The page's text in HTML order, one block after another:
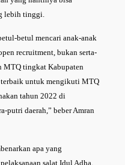
lebih tinggi.
betul mencari anak-anak
recruitment, bukan serta-
MTQ tingkat Kabupaten
untuk mengikuti MTQ
tahun 2022 di
putri daerah,” beber Amran
apa yang
salat Idul Adha.